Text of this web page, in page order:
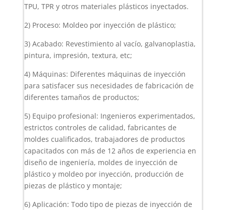
TPU, TPR y otros materiales plásticos inyectados.
2) Proceso: Moldeo por inyección de plástico;
3) Acabado: Revestimiento al vacío, galvanoplastia,
pintura, impresión, textura, etc;
4) Máquinas: Diferentes máquinas de inyección
para satisfacer sus necesidades de fabricación de
diferentes tamaños de productos;
5) Equipo profesional: Ingenieros experimentados,
estrictos controles de calidad, fabricantes de
moldes cualificados, trabajadores de productos
capacitados con más de 12 años de experiencia en
diseño de ingeniería, moldes de inyección de
plástico y moldeo por inyección, producción de
piezas de plástico y montaje;
6) Aplicación: Todo tipo de piezas de inyección de